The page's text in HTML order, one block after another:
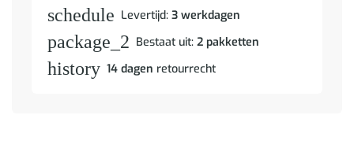
schedule Levertijd: 3 werkdagen
package_2 Bestaat uit: 2 pakketten
history 14 dagen retourrecht